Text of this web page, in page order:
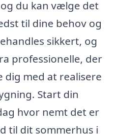
du kan vælge det
til dine behov og
sikkert, og
professionelle, der
med at realisere
Start din
hvor nemt det er
til dit sommerhus i